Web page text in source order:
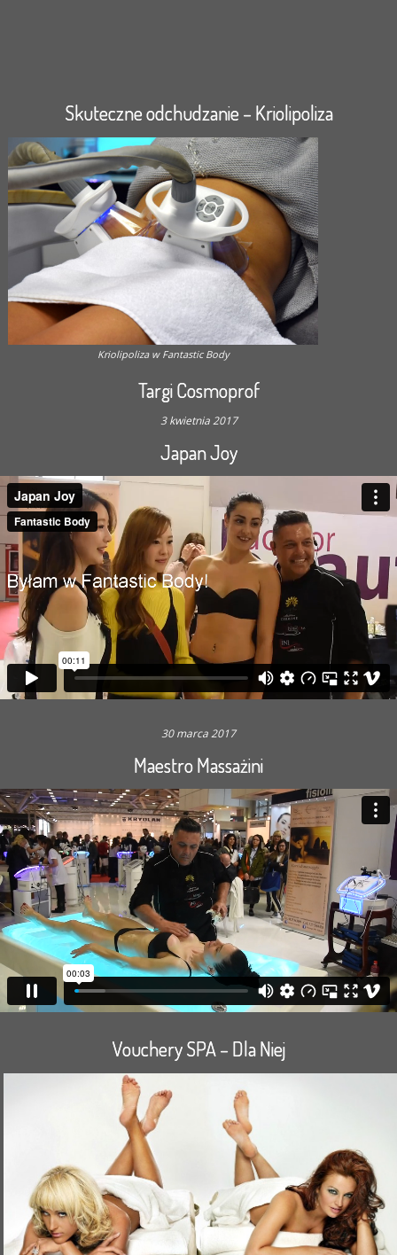
Skuteczne odchudzanie – Kriolipoliza
Kriolipoliza w Fantastic Body
Targi Cosmoprof
3 kwietnia 2017
Japan Joy
30 marca 2017
Maestro Massażini
Vouchery SPA – Dla Niej